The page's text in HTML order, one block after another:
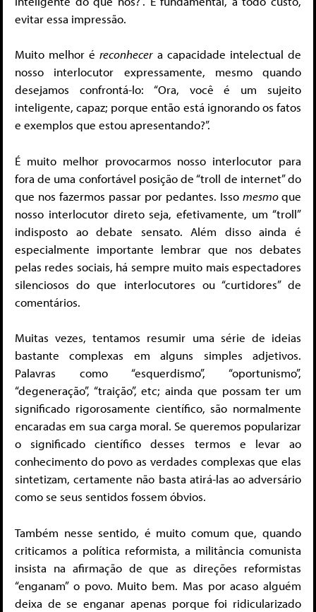
evitar essa impressão.
Muito melhor éreconhecera capacidade intelectual de
nosso interlocutor expressamente, mesmo quando
desejamos confrontá-lo: “Ora, você é um sujeito
inteligente, capaz; porque então está ignorando os fatos
e exemplos que estou apresentando?”.
É muito melhor provocarmos nosso interlocutor para
fora de uma confortável posição de “troll de internet” do
que nos fazermos passar por pedantes. Isso mesmoque
nosso interlocutor direto seja, efetivamente, um “troll”
indisposto ao debate sensato. Além disso ainda é
especialmente importante lembrar que nos debates
pelas redes sociais, há sempre muito mais espectadores
silenciosos do que interlocutores ou “curtidores” de
comentários.
Muitas vezes, tentamos resumir uma série de ideias
bastante complexas em alguns simples adjetivos.
Palavras como “esquerdismo”, “oportunismo”,
“degeneração”, “traição”, etc; ainda que possam ter um
significado rigorosamente científico, são normalmente
encaradas em sua carga moral. Se queremos popularizar
o significado científico desses termos e levar ao
conhecimento do povo as verdades complexas que elas
sintetizam, certamente não basta atirá-las ao adversário
como se seus sentidos fossem óbvios.
Também nesse sentido, é muito comum que, quando
criticamos a política reformista, a militância comunista
insista na afirmação de que as direções reformistas
“enganam” o povo. Muito bem. Mas por acaso alguém
deixa de se enganar apenas porque foi ridicularizado